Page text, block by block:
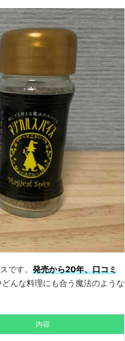
です。 発売から20年、口コミ
んな料理にも合う魔法のような
内容